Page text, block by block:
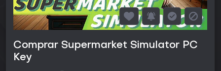
Comprar Supermarket Simulator PC
Key